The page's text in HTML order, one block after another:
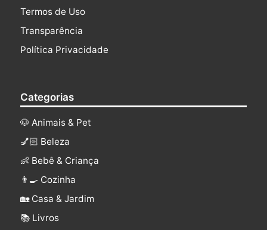
Termos de Uso
Transparência
Política Privacidade
Categorias
🐶 Animais & Pet
💅🏻 Beleza
👶 Bebê & Criança
👨‍🍳 Cozinha
🏡 Casa & Jardim
📚 Livros